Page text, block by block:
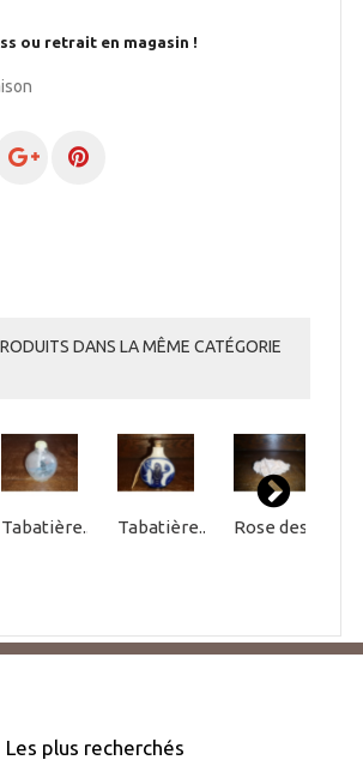
ou retrait en magasin !
DANS LA MÊME CATÉGORIE
Tabatière... Tabatière... Rose des...
Les plus recherchés